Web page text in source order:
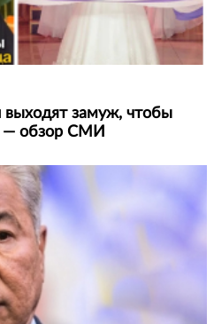
замуж, чтобы
— обзор СМИ